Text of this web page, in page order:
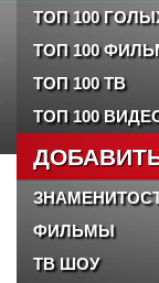
ТОП 100
ТОП 100
ТОП 100 ТВ
ТОП 100
ФИЛЬМЫ
ТВ ШОУ